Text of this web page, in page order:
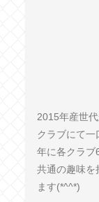
2015年産世
クラブにて一
年に各クラブ
共通の趣味を
ます(*^^*)